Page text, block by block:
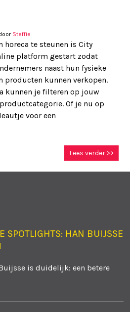
Steffie
horeca te steunen is City
platform gestart zodat
naast hun fysieke
producten kunnen verkopen.
kunnen je filteren op jouw
Of je nu op
voor een
Lees verder >>
SPOTLIGHTS: HAN BUIJSSE
is duidelijk: een betere